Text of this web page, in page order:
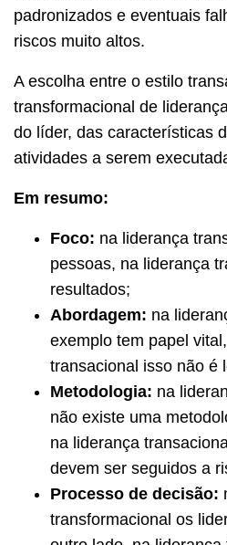
padronizados e eventuais
riscos muito altos.
A escolha entre o estilo
transformacional de
do líder, das características
atividades a serem
Em resumo:
Foco: na liderança
pessoas, na liderança
resultados;
Abordagem: na
exemplo tem papel
transacional isso não é
Metodologia: na
não existe uma
na liderança
devem ser seguidos a
Processo de decisão:
transformacional os